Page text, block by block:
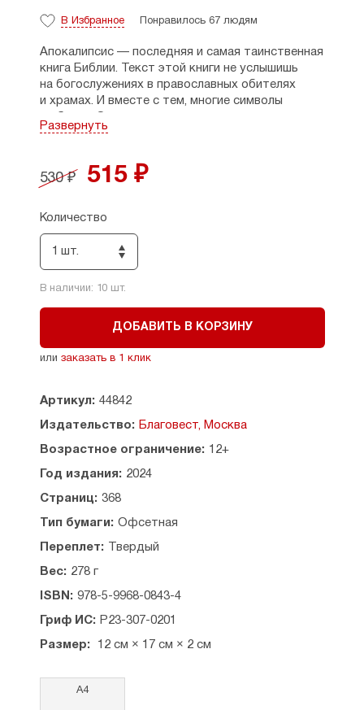
В Избранное Понравилось 67 людям
Апокалипсис — последняя и самая таинственная
книга Библии. Текст этой книги не услышишь
на богослужениях в православных обителях
и храмах. И вместе с тем, многие символы
Они пронизывают литературу, как древнюю, так
и запечатлеваются на художественных
полотнах.
Многие хотели бы разбираться в загадках
едва ли возможно. Именно поэтому автор этой
книги собрала под одной обложкой
и экзегетов современности. Пусть взгляды
знатоков Священного Писания как маячки ведут
нас сквозь таинственные слова и образы
и подлинный смысл.
советом Русской Православной Церкви.
Развернуть
530 ₽ 515 ₽
Количество
1 шт.
В наличии: 10 шт.
ДОБАВИТЬ В КОРЗИНУ
или заказать в 1 клик
Артикул: 44842
Издательство: Благовест, Москва
Возрастное ограничение: 12+
Год издания: 2024
Страниц: 368
Тип бумаги: Офсетная
Переплет: Твердый
Вес: 278 г
ISBN: 978-5-9968-0843-4
Гриф ИС: Р23-307-0201
Размер: 12 см × 17 см × 2 см
А4